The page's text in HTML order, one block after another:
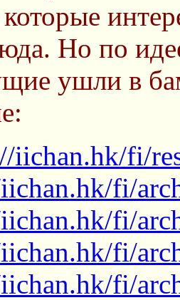
Но по
ушли в
iichan.hk/fi/
fi/
fi/
fi/
fi/